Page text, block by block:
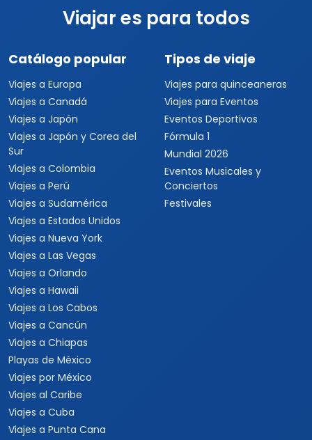
Viajar es para todos
Catálogo popular
Viajes a Europa
Viajes a Canadá
Viajes a Japón
Viajes a Japón y Corea del
Sur
Viajes a Colombia
Viajes a Perú
Viajes a Sudamérica
Viajes a Estados Unidos
Viajes a Nueva York
Viajes a Las Vegas
Viajes a Orlando
Viajes a Hawaii
Viajes a Los Cabos
Viajes a Cancún
Viajes a Chiapas
Playas de México
Viajes por México
Viajes al Caribe
Viajes a Cuba
Viajes a Punta Cana
Tipos de viaje
Viajes para quinceaneras
Viajes para Eventos
Eventos Deportivos
Fórmula 1
Mundial 2026
Eventos Musicales y
Conciertos
Festivales